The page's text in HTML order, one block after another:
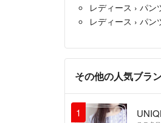
レディース › パン
レディース › パン
その他の人気ブラ
1